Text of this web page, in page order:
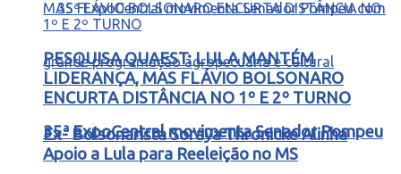
35ª ExpoCentral movimenta Senador Pompeu
PESQUISA QUAEST: LULA MANTÉM
LIDERANÇA, MAS FLÁVIO BOLSONARO
ENCURTA DISTÂNCIA NO 1º E 2º TURNO
Ex- Bolsonarista Soraya Thronicke Alinha
Apoio a Lula para Reeleição no MS